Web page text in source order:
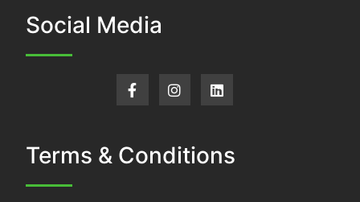
Social Media
Terms & Conditions